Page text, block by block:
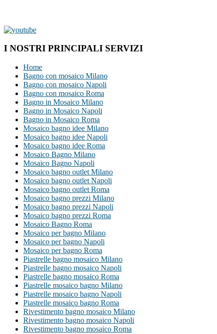
I NOSTRI PRINCIPALI SERVIZI
Home
Bagno con mosaico Milano
Bagno con mosaico Napoli
Bagno con mosaico Roma
Bagno in Mosaico Milano
Bagno in Mosaico Napoli
Bagno in Mosaico Roma
Mosaico bagno idee Milano
Mosaico bagno idee Napoli
Mosaico bagno idee Roma
Mosaico Bagno Milano
Mosaico Bagno Napoli
Mosaico bagno outlet Milano
Mosaico bagno outlet Napoli
Mosaico bagno outlet Roma
Mosaico bagno prezzi Milano
Mosaico bagno prezzi Napoli
Mosaico bagno prezzi Roma
Mosaico Bagno Roma
Mosaico per bagno Milano
Mosaico per bagno Napoli
Mosaico per bagno Roma
Piastrelle bagno mosaico Milano
Piastrelle bagno mosaico Napoli
Piastrelle bagno mosaico Roma
Piastrelle mosaico bagno Milano
Piastrelle mosaico bagno Napoli
Piastrelle mosaico bagno Roma
Rivestimento bagno mosaico Milano
Rivestimento bagno mosaico Napoli
Rivestimento bagno mosaico Roma